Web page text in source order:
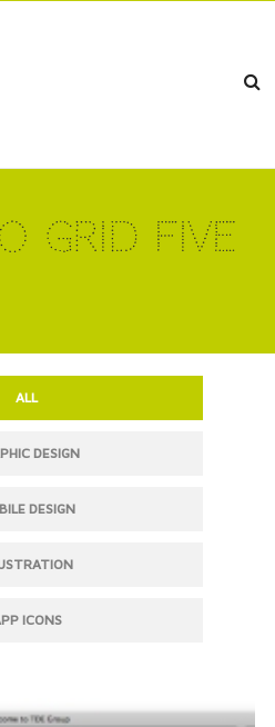
Grid Five
ALL
DESIGN
DESIGN
ICONS